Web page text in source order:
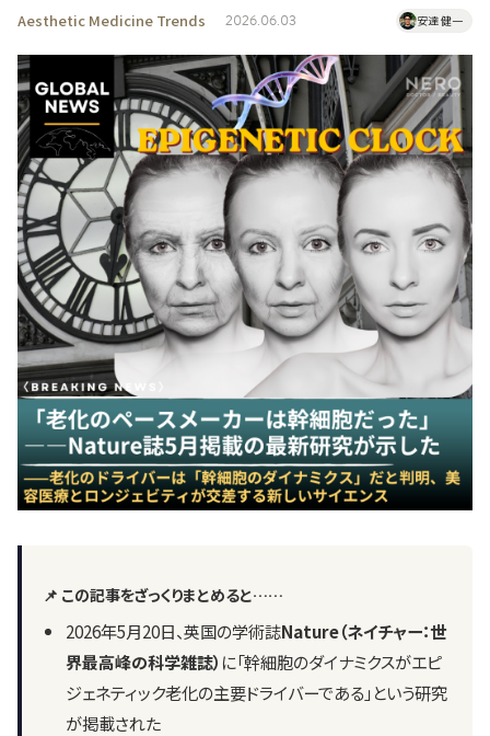
Aesthetic Medicine Trends 2026.06.03 安達 健一
📌 この記事をざっくりまとめると……
2026年5月20日、英国の学術誌Nature（ネイチャー：世
界最高峰の科学雑誌） に「幹細胞のダイナミクスがエピ
ジェネティック老化の主要ドライバーである」という研究
が掲載された